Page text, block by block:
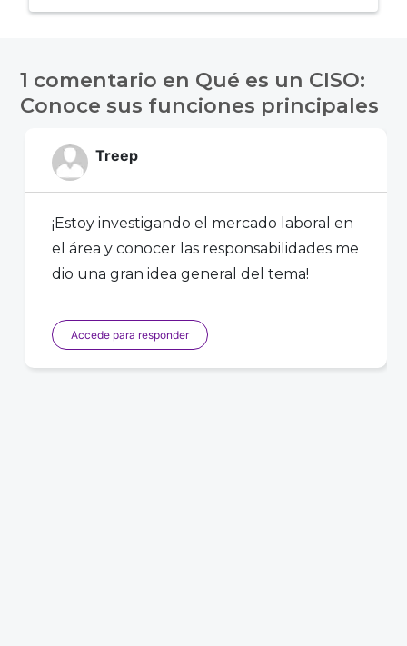
entradas
1 comentario en Qué es un CISO:
Conoce sus funciones principales
Treep
¡Estoy investigando el mercado laboral en
el área y conocer las responsabilidades me
dio una gran idea general del tema!
Accede para responder